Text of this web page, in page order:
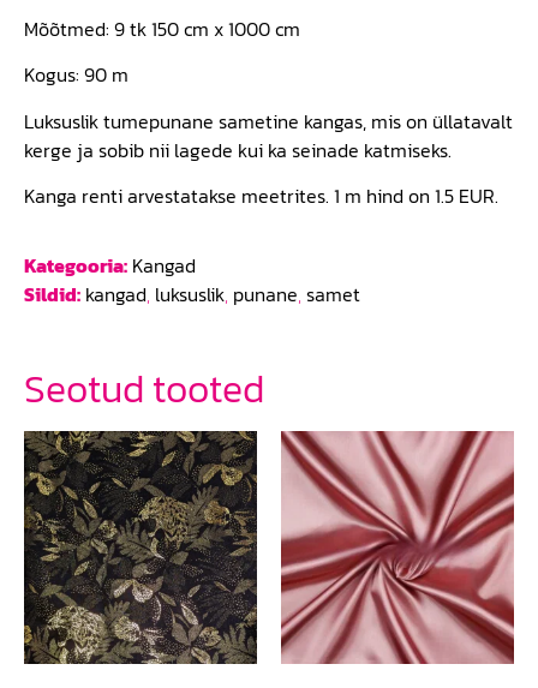
Mõõtmed: 9 tk 150 cm x 1000 cm
Kogus: 90 m
Luksuslik tumepunane sametine kangas, mis on üllatavalt
kerge ja sobib nii lagede kui ka seinade katmiseks.
Kanga renti arvestatakse meetrites. 1 m hind on 1.5 EUR.
Kategooria: Kangad
Sildid: kangad, luksuslik, punane, samet
Seotud tooted